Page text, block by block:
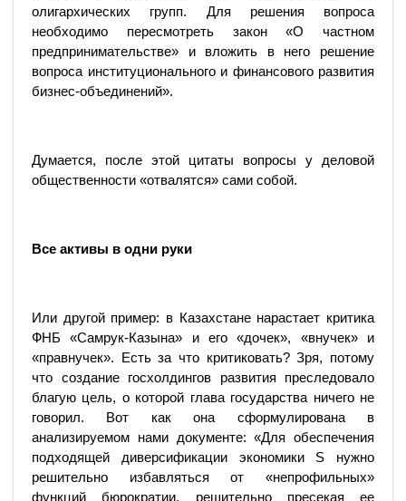
олигархических групп. Для решения вопроса
необходимо пересмотреть закон «О частном
предпринимательстве» и вложить в него решение
вопроса институционального и финансового развития
бизнес-объединений».
Думается, после этой цитаты вопросы у деловой
общественности «отвалятся» сами собой.
Все активы в одни руки
Или другой пример: в Казахстане нарастает критика
ФНБ «Самрук-Казына» и его «дочек», «внучек» и
«правнучек». Есть за что критиковать? Зря, потому
что создание госхолдингов развития преследовало
благую цель, о которой глава государства ничего не
говорил. Вот как она сформулирована в
анализируемом нами документе: «Для обеспечения
подходящей диверсификации экономики S нужно
решительно избавляться от «непрофильных»
функций бюрократии, решительно пресекая ее